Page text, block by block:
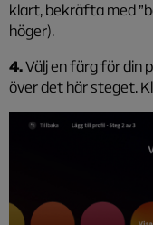
klart, bekräfta med
höger).
4.Välj en färg för din
över det här steget.